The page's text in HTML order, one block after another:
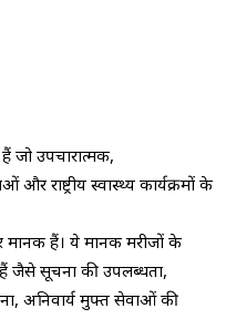
जो उपचारात्मक,
राष्ट्रीय स्वास्थ्य कार्यक्रमों के
मानक हैं। ये मानक मरीजों के
जैसे सूचना की उपलब्धता,
अनिवार्य मुफ्त सेवाओं की